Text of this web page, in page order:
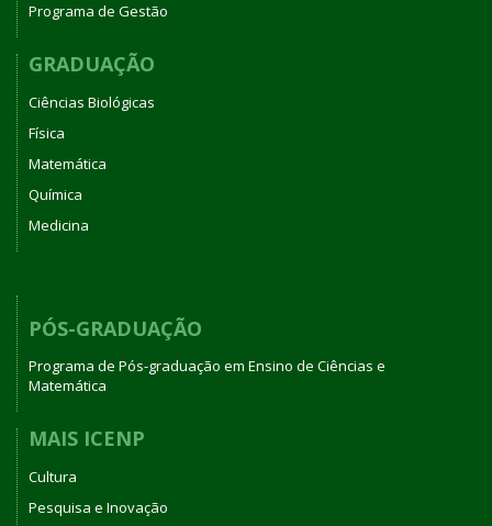
Programa de Gestão
GRADUAÇÃO
Ciências Biológicas
Física
Matemática
Química
Medicina
PÓS-GRADUAÇÃO
Programa de Pós-graduação em Ensino de Ciências e
Matemática
MAIS ICENP
Cultura
Pesquisa e Inovação